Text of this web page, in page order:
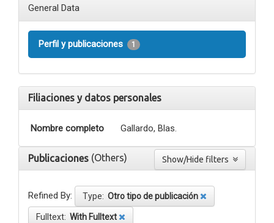
General Data
Perfil y publicaciones 1
Filiaciones y datos personales
Nombre completo Gallardo, Blas.
Publicaciones (Others)
Refined By: Type: Otro tipo de publicación
Fulltext: With Fulltext